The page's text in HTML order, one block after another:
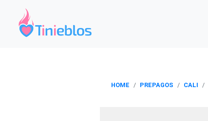
HOME PREPAGOS CALI